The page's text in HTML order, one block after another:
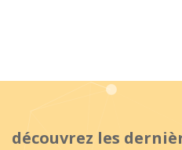
découvrez les